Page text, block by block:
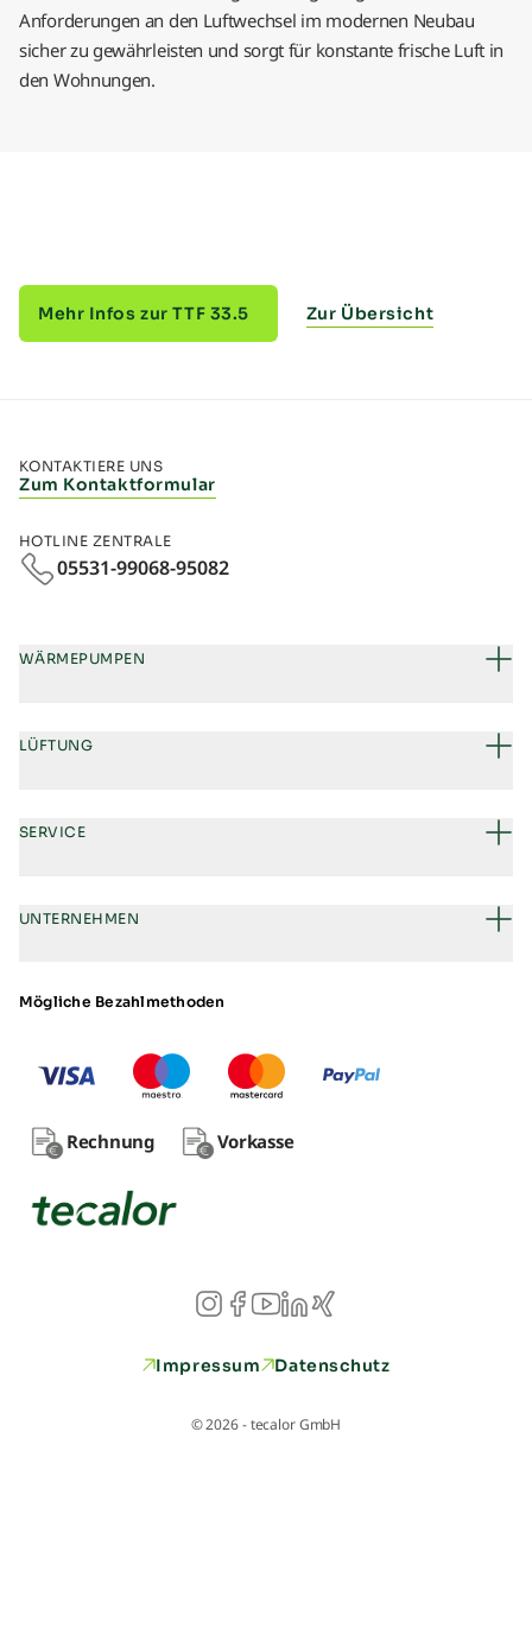
Anforderungen an den Luftwechsel im modernen Neubau
sicher zu gewährleisten und sorgt für konstante frische Luft in
den Wohnungen.
Mehr Infos zur TTF 33.5 Zur Übersicht
KONTAKTIERE UNS
Zum Kontaktformular
HOTLINE ZENTRALE
05531-99068-95082
WÄRMEPUMPEN
LÜFTUNG
SERVICE
UNTERNEHMEN
Mögliche Bezahlmethoden
Rechnung Vorkasse
Impressum Datenschutz
© 2026 - tecalor GmbH